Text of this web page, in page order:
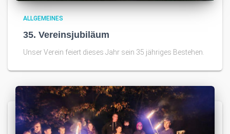
ALLGEMEINES
35. Vereinsjubiläum
Unser Verein feiert dieses Jahr sein 35 jähriges Bestehen.